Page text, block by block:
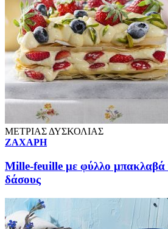
ΜΕΤΡΙΑΣ ΔΥΣΚΟΛΙΑΣ
ΖΑΧΑΡΗ
Mille-feuille με φύλλο μπακλαβά
δάσους